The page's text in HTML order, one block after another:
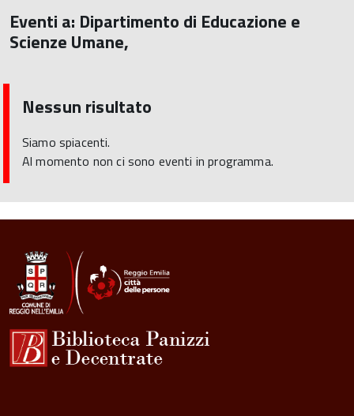
Eventi a: Dipartimento di Educazione e
Scienze Umane,
Nessun risultato
Siamo spiacenti.
Al momento non ci sono eventi in programma.
all'inizio
contenuto